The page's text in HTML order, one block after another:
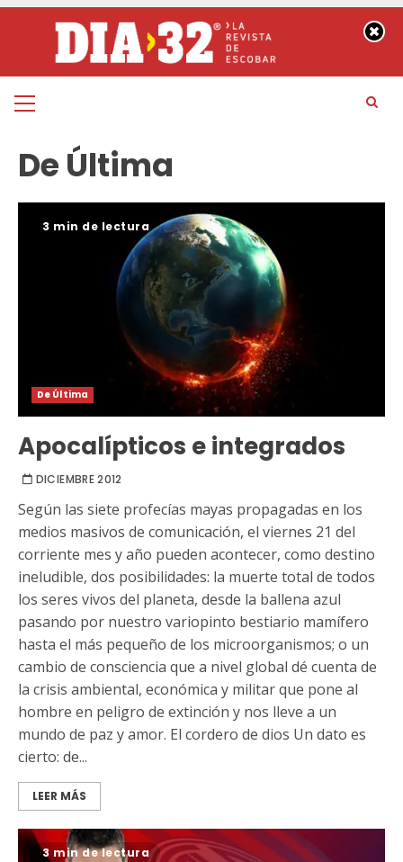
contenido
Menú
De Última
3 min de lectura
De Última
Apocalípticos e integrados
DICIEMBRE 2012
Según las siete profecías mayas propagadas en los
medios masivos de comunicación, el viernes 21 del
corriente mes y año pueden acontecer, como destino
ineludible, dos posibilidades: la muerte total de todos
los seres vivos del planeta, desde la ballena azul
pasando por nuestro variopinto bestiario mamífero
hasta el más pequeño de los microorganismos; o un
cambio de consciencia que a nivel global dé cuenta de
la crisis ambiental, económica y militar que pone al
hombre en peligro de extinción y nos lleve a un
mundo de paz y amor. El cordero de dios Un dato es
cierto: de...
LEER MÁS
3 min de lectura